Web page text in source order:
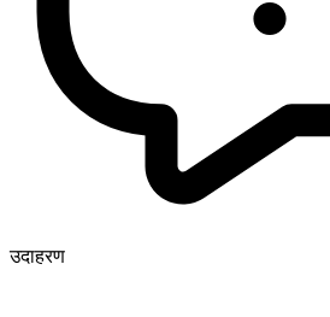
उदाहरण